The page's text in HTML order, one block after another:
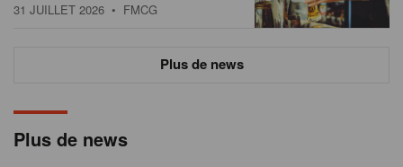
Plus de news
31 JUILLET 2026 • FMCG
Plus de news